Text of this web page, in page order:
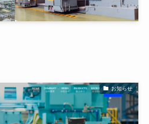
お知らせ